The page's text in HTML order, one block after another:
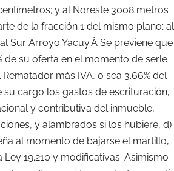
y al Noreste 3008 metros
de la fracción 1 del mismo plano; al
Sur Arroyo Yacuy.Â Se previene que
de su oferta en el momento de serle
más IVA, o sea 3.66% del
cargo los gastos de escrituración,
y contributiva del inmueble,
y alambrados si los hubiere, d)
al momento de bajarse el martillo,
19.210 y modificativas. Asimismo